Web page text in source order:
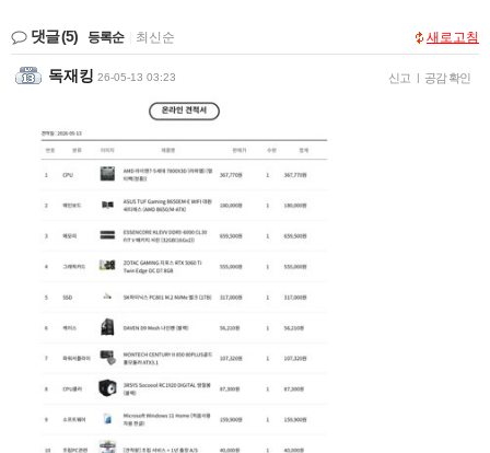
댓글(5) 등록순 최신순 새로고침
독재킹 26-05-13 03:23 신고 공감 확인